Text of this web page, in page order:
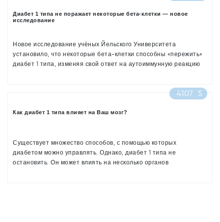
Диабет 1 типа не поражает некоторые бета-клетки — новое
исследование
Новое исследование учёных Йельского Университета
установило, что некоторые бета-клетки способны «пережить»
диабет 1 типа, изменяя свой ответ на аутоиммунную реакцию
4107 5
Как диабет 1 типа влияет на Ваш мозг?
Существует множество способов, с помощью которых
диабетом можно управлять. Однако, диабет 1 типа не
остановить. Он может влиять на несколько органов